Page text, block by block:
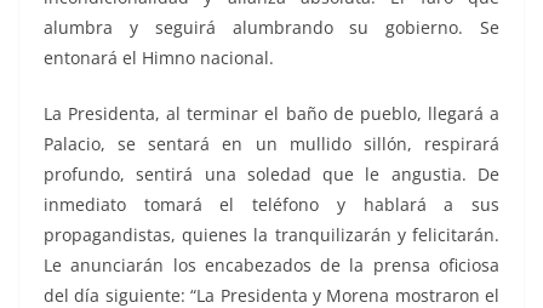
alumbra y seguirá alumbrando su gobierno. Se
entonará el Himno nacional.
La Presidenta, al terminar el baño de pueblo, llegará a
Palacio, se sentará en un mullido sillón, respirará
profundo, sentirá una soledad que le angustia. De
inmediato tomará el teléfono y hablará a sus
propagandistas, quienes la tranquilizarán y felicitarán.
Le anunciarán los encabezados de la prensa oficiosa
del día siguiente: “La Presidenta y Morena mostraron el